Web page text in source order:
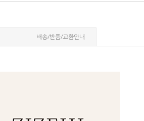
배송/반품/교환안내